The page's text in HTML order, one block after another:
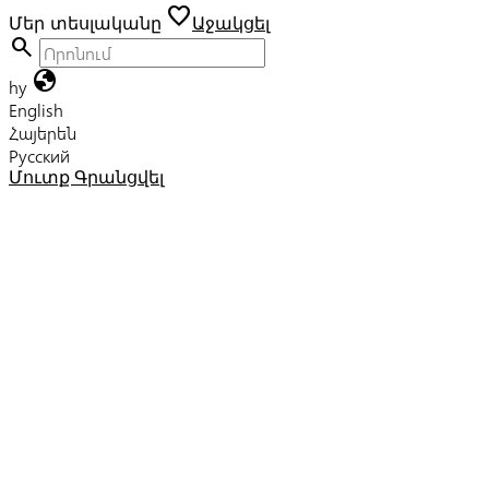
Մեր տեսլականը favoriteԱջակցել
search
hy globe
English
Հայերեն
Русский
Մուտք Գրանցվել